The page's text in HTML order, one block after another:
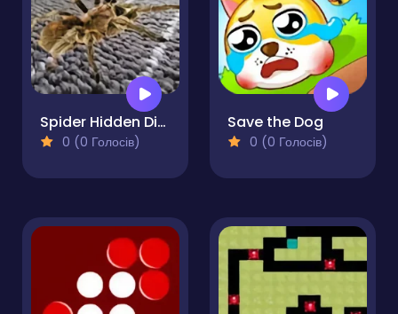
Spider Hidden Difference
0 (0 Голосів)
Save the Dog
0 (0 Голосів)